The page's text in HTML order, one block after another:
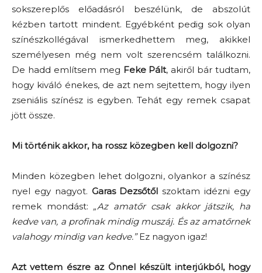
sokszereplős előadásról beszélünk, de abszolút
kézben tartott mindent. Egyébként pedig sok olyan
színészkollégával ismerkedhettem meg, akikkel
személyesen még nem volt szerencsém találkozni.
De hadd említsem meg Feke Pált, akiről bár tudtam,
hogy kiváló énekes, de azt nem sejtettem, hogy ilyen
zseniális színész is egyben. Tehát egy remek csapat
jött össze.
Mi történik akkor, ha rossz közegben kell dolgozni?
Minden közegben lehet dolgozni, olyankor a színész
nyel egy nagyot. Garas Dezsőtől szoktam idézni egy
remek mondást: „Az amatőr csak akkor játszik, ha
kedve van, a profinak mindig muszáj. És az amatőrnek
valahogy mindig van kedve.”Ez nagyon igaz!
Azt vettem észre az Önnel készült interjúkból, hogy